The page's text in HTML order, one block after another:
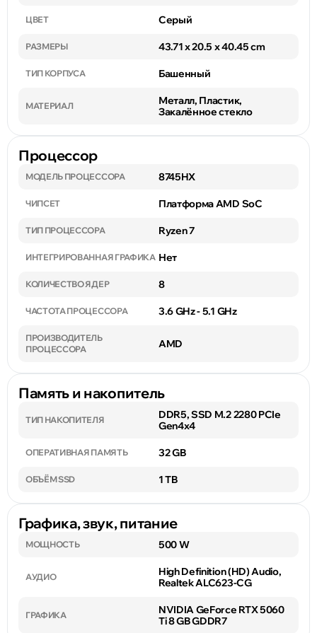
ЦВЕТ Серый
РАЗМЕРЫ 43.71 x 20.5 x 40.45 cm
ТИП КОРПУСА Башенный
МАТЕРИАЛ
Металл, Пластик,
Закалённое стекло
Процессор
МОДЕЛЬ ПРОЦЕССОРА 8745HX
ЧИПСЕТ Платформа AMD SoC
ТИП ПРОЦЕССОРА Ryzen 7
ИНТЕГРИРОВАННАЯ ГРАФИКА Нет
КОЛИЧЕСТВО ЯДЕР 8
ЧАСТОТА ПРОЦЕССОРА 3.6 GHz - 5.1 GHz
ПРОИЗВОДИТЕЛЬ
ПРОЦЕССОРА
AMD
Память и накопитель
ТИП НАКОПИТЕЛЯ
DDR5, SSD M.2 2280 PCIe
Gen4x4
ОПЕРАТИВНАЯ ПАМЯТЬ 32 GB
ОБЪЁМ SSD 1 TB
Графика, звук, питание
МОЩНОСТЬ 500 W
АУДИО
High Definition (HD) Audio,
Realtek ALC623-CG
ГРАФИКА
NVIDIA GeForce RTX 5060
Ti 8 GB GDDR7